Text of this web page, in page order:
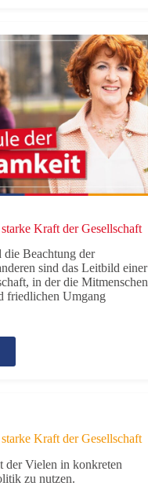
Kraft der Gesellschaft
die Beachtung der
sind das Leitbild einer
in der die Mitmenschen
friedlichen Umgang
Kraft der Gesellschaft
der Vielen in konkreten
zu nutzen.